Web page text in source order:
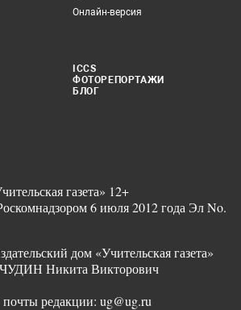
Онлайн-версия
ICCS
ФОТОРЕПОРТАЖИ
БЛОГ
газета» 12+
6 июля 2012 года Эл No.
дом «Учительская газета»
ЧУДИН Никита Викторович
редакции: ug@ug.ru